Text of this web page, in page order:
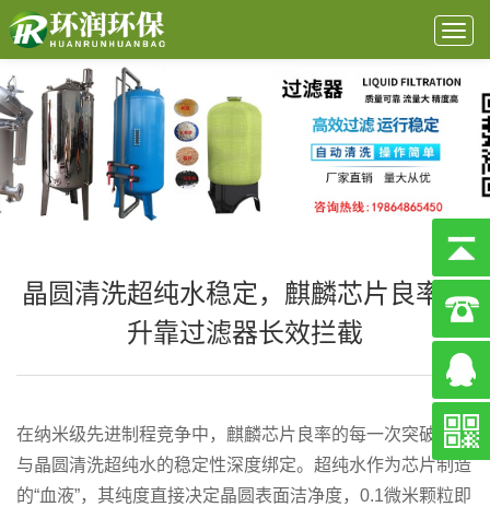
晶圆清洗超纯水稳定，麒麟芯片良率提
升靠过滤器长效拦截
在纳米级先进制程竞争中，麒麟芯片良率的每一次突破，都
与晶圆清洗超纯水的稳定性深度绑定。超纯水作为芯片制造
的“血液”，其纯度直接决定晶圆表面洁净度， 0.1微米颗粒即